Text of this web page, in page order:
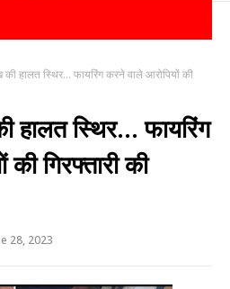
की हालत स्थिर... फायरिंग करने वाले आरोपियों की
हालत स्थिर... फायरिंग
गिरफ्तारी की
28, 2023